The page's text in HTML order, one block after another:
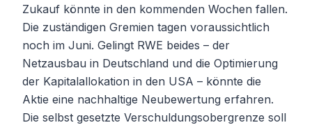
Zukauf könnte in den kommenden Wochen fallen.
Die zuständigen Gremien tagen voraussichtlich
noch im Juni. Gelingt RWE beides – der
Netzausbau in Deutschland und die Optimierung
der Kapitalallokation in den USA – könnte die
Aktie eine nachhaltige Neubewertung erfahren.
Die selbst gesetzte Verschuldungsobergrenze soll